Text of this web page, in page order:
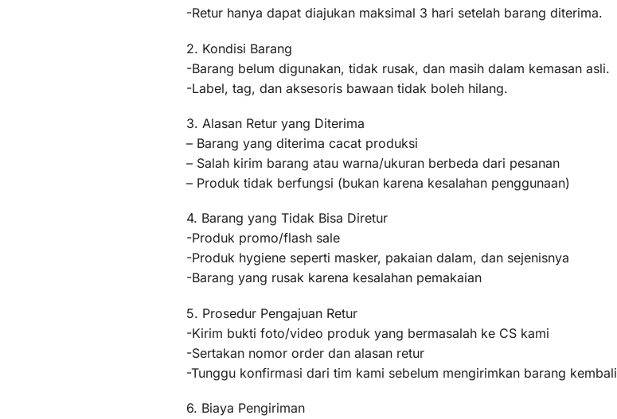
-Retur hanya dapat diajukan maksimal 3 hari setelah barang diterima.
2. Kondisi Barang
-Barang belum digunakan, tidak rusak, dan masih dalam kemasan asli.
-Label, tag, dan aksesoris bawaan tidak boleh hilang.
3. Alasan Retur yang Diterima
– Barang yang diterima cacat produksi
– Salah kirim barang atau warna/ukuran berbeda dari pesanan
– Produk tidak berfungsi (bukan karena kesalahan penggunaan)
4. Barang yang Tidak Bisa Diretur
-Produk promo/flash sale
-Produk hygiene seperti masker, pakaian dalam, dan sejenisnya
-Barang yang rusak karena kesalahan pemakaian
5. Prosedur Pengajuan Retur
-Kirim bukti foto/video produk yang bermasalah ke CS kami
-Sertakan nomor order dan alasan retur
-Tunggu konfirmasi dari tim kami sebelum mengirimkan barang kembali
6. Biaya Pengiriman